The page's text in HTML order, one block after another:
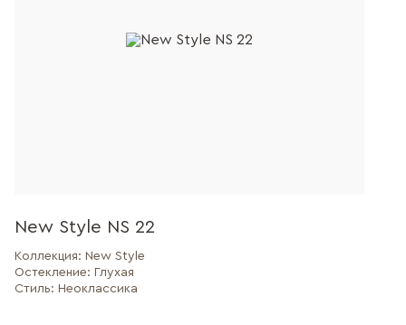
New Style NS 22
Коллекция: New Style
Остекление: Глухая
Стиль: Неоклассика